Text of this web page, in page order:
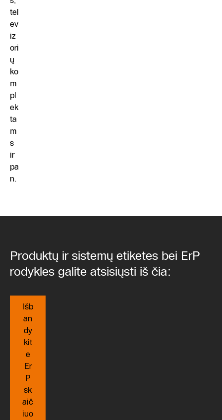
tel
ev
iz
ori
ų
ko
m
pl
ek
ta
m
s
ir
pa
n.
Produktų ir sistemų etiketes bei ErP
rodykles galite atsisiųsti iš čia:
Išb
an
dy
kit
e
Er
P
sk
aič
iuo